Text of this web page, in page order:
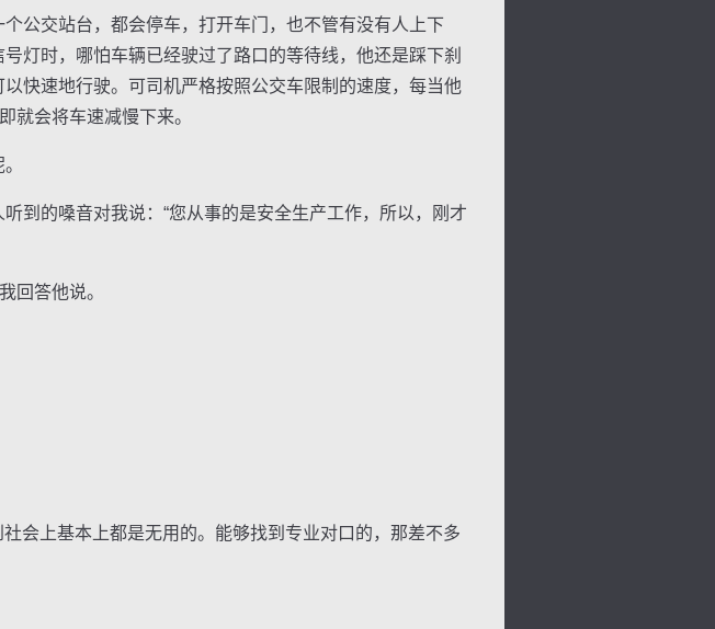
交站台，都会停车，打开车门，也不管有没有人上下
灯时，哪怕车辆已经驶过了路口的等待线，他还是踩下刹
快速地行驶。可司机严格按照公交车限制的速度，每当他
就会将车速减慢下来。
的嗓音对我说：“您从事的是安全生产工作，所以，刚才
回答他说。
会上基本上都是无用的。能够找到专业对口的，那差不多